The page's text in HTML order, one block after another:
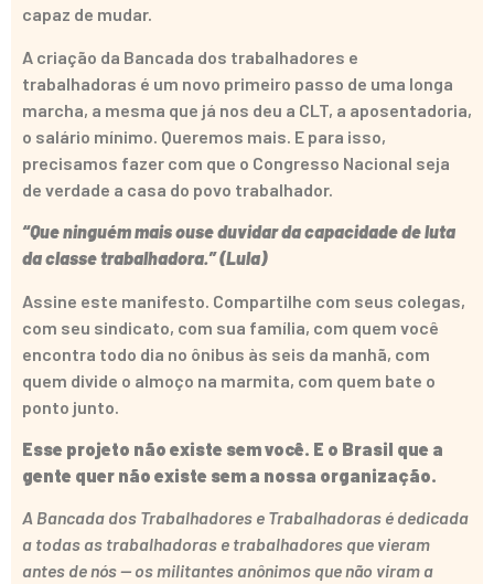
capaz de mudar.
A criação da Bancada dos trabalhadores e
trabalhadoras é um novo primeiro passo de uma longa
marcha, a mesma que já nos deu a CLT, a aposentadoria,
o salário mínimo. Queremos mais. E para isso,
precisamos fazer com que o Congresso Nacional seja
de verdade a casa do povo trabalhador.
“Que ninguém mais ouse duvidar da capacidade de luta
da classe trabalhadora.” (Lula)
Assine este manifesto. Compartilhe com seus colegas,
com seu sindicato, com sua família, com quem você
encontra todo dia no ônibus às seis da manhã, com
quem divide o almoço na marmita, com quem bate o
ponto junto.
Esse projeto não existe sem você. E o Brasil que a
gente quer não existe sem a nossa organização.
A Bancada dos Trabalhadores e Trabalhadoras é dedicada
a todas as trabalhadoras e trabalhadores que vieram
antes de nós — os militantes anônimos que não viram a